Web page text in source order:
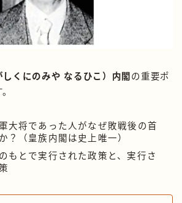
くにのみや なるひこ）内閣 の重要ポ
大将であった人がなぜ敗戦後の首
？（皇族内閣は史上唯一）
もとで実行された政策と、実行さ